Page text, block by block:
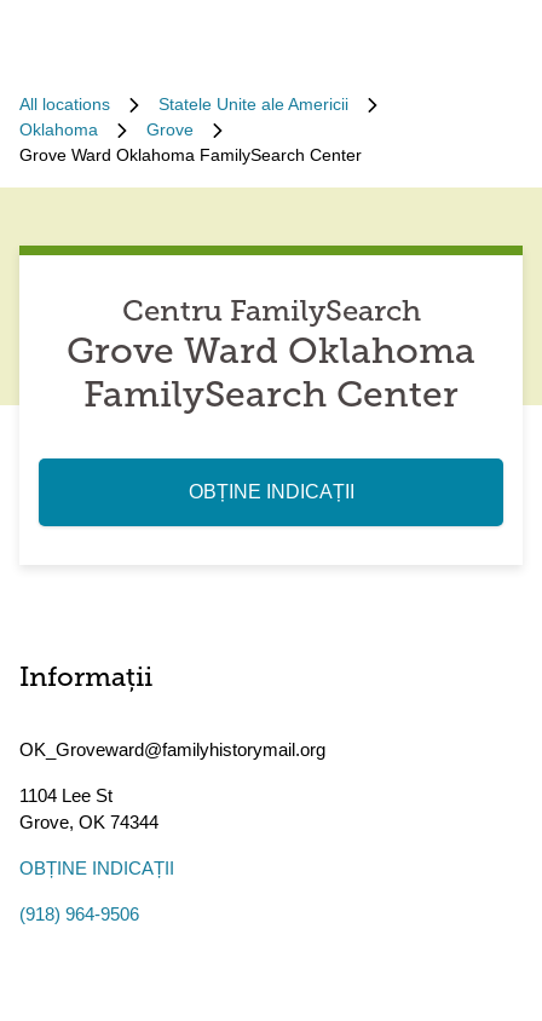
All locations
Statele Unite ale Americii
Oklahoma
Grove
Grove Ward Oklahoma FamilySearch Center
Centru FamilySearch
Grove Ward Oklahoma
FamilySearch Center
OBȚINE INDICAȚII
Informații
OK_Groveward@familyhistorymail.org
1104 Lee St
Grove, OK 74344
OBȚINE INDICAȚII
(918) 964-9506